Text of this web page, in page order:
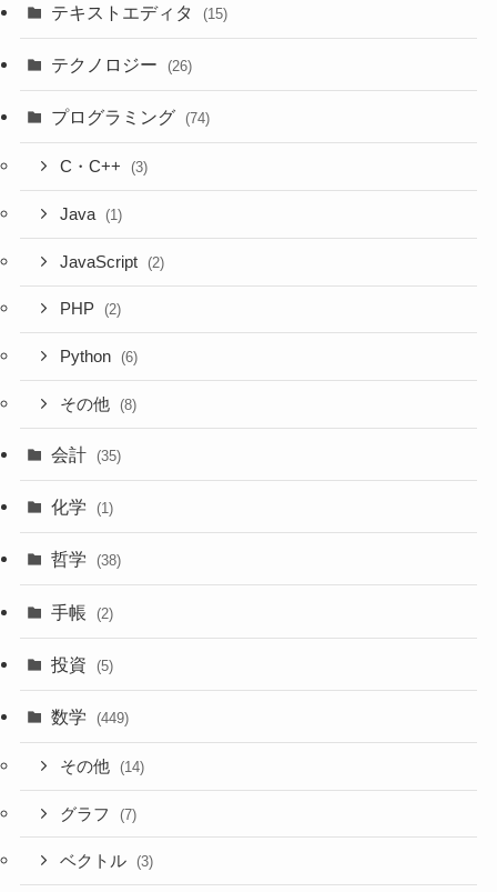
テキストエディタ (15)
テクノロジー (26)
プログラミング (74)
C・C++ (3)
Java (1)
JavaScript (2)
PHP (2)
Python (6)
その他 (8)
会計 (35)
化学 (1)
哲学 (38)
手帳 (2)
投資 (5)
数学 (449)
その他 (14)
グラフ (7)
ベクトル (3)